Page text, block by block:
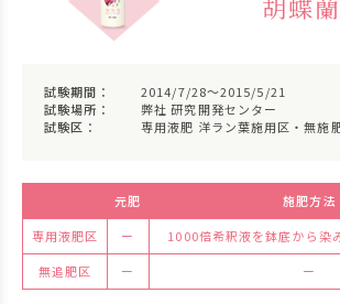
試験期間：
2014/7/28～2015/5/21
試験場所：
弊社 研究開発センター
試験区：
専用液肥 洋ラン葉施用区・無施
元肥
施肥方法
専用液肥区
ー
1000倍希釈液を鉢底から染
無追肥区
ー ー